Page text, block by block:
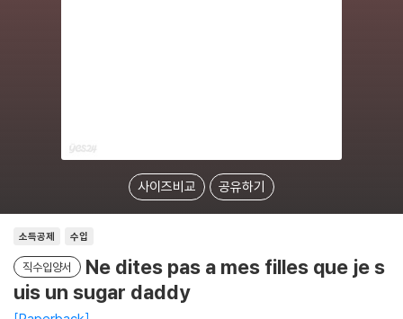
사이즈비교 공유하기
소득공제 수입
직수입양서
Ne dites pas a mes filles que je s
uis un sugar daddy